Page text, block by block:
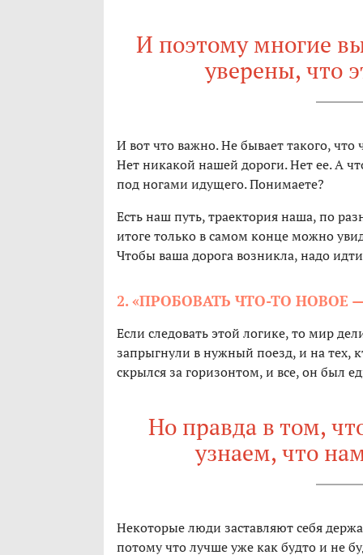
И поэтому многие
уверены, что
И вот что важно. Не бывает такого,
Нет никакой нашей дороги. Нет ее. А
под ногами идущего. Понимаете?
Есть наш путь, траектория наша, по
итоге только в самом конце можно
Чтобы ваша дорога возникла, надо
2. «ПРОБОВАТЬ ЧТО-ТО НОВОЕ
Если следовать этой логике, то мир
запрыгнули в нужный поезд, и на тех,
скрылся за горизонтом, и все, он был
Но правда в том,
узнаем, что
Некоторые люди заставляют себя
потому что лучше уже как будто и не